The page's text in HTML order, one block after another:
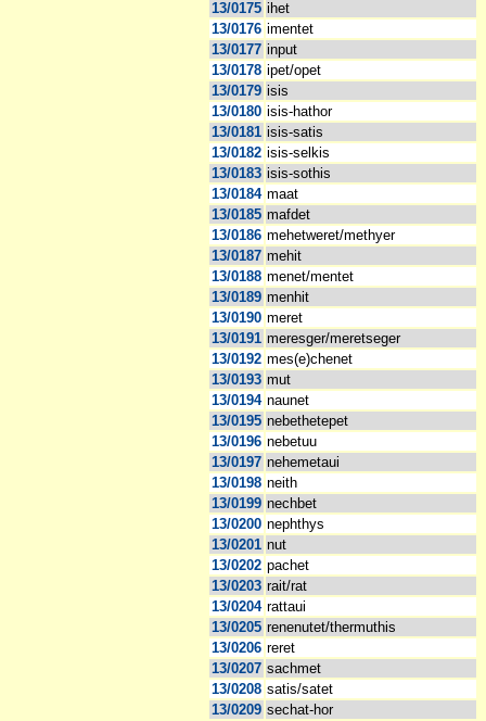
13/0175 ihet
13/0176 imentet
13/0177 input
13/0178 ipet/opet
13/0179 isis
13/0180 isis-hathor
13/0181 isis-satis
13/0182 isis-selkis
13/0183 isis-sothis
13/0184 maat
13/0185 mafdet
13/0186 mehetweret/methyer
13/0187 mehit
13/0188 menet/mentet
13/0189 menhit
13/0190 meret
13/0191 meresger/meretseger
13/0192 mes(e)chenet
13/0193 mut
13/0194 naunet
13/0195 nebethetepet
13/0196 nebetuu
13/0197 nehemetaui
13/0198 neith
13/0199 nechbet
13/0200 nephthys
13/0201 nut
13/0202 pachet
13/0203 rait/rat
13/0204 rattaui
13/0205 renenutet/thermuthis
13/0206 reret
13/0207 sachmet
13/0208 satis/satet
13/0209 sechat-hor